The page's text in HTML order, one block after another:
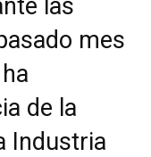
las
mes
de la
Industria